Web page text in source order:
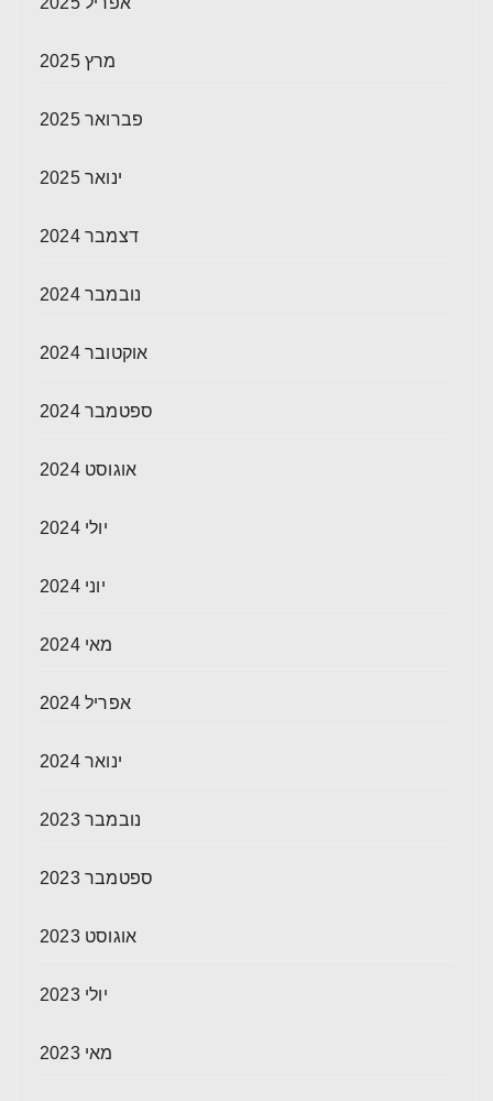
מרץ 2025
פברואר 2025
ינואר 2025
דצמבר 2024
נובמבר 2024
אוקטובר 2024
ספטמבר 2024
אוגוסט 2024
יולי 2024
יוני 2024
מאי 2024
אפריל 2024
ינואר 2024
נובמבר 2023
ספטמבר 2023
אוגוסט 2023
יולי 2023
מאי 2023